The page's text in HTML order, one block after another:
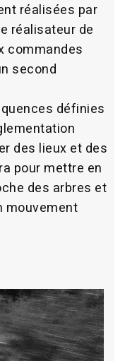
réalisées par
réalisateur de
commandes
second
définies
des lieux et des
pour mettre en
des arbres et
mouvement